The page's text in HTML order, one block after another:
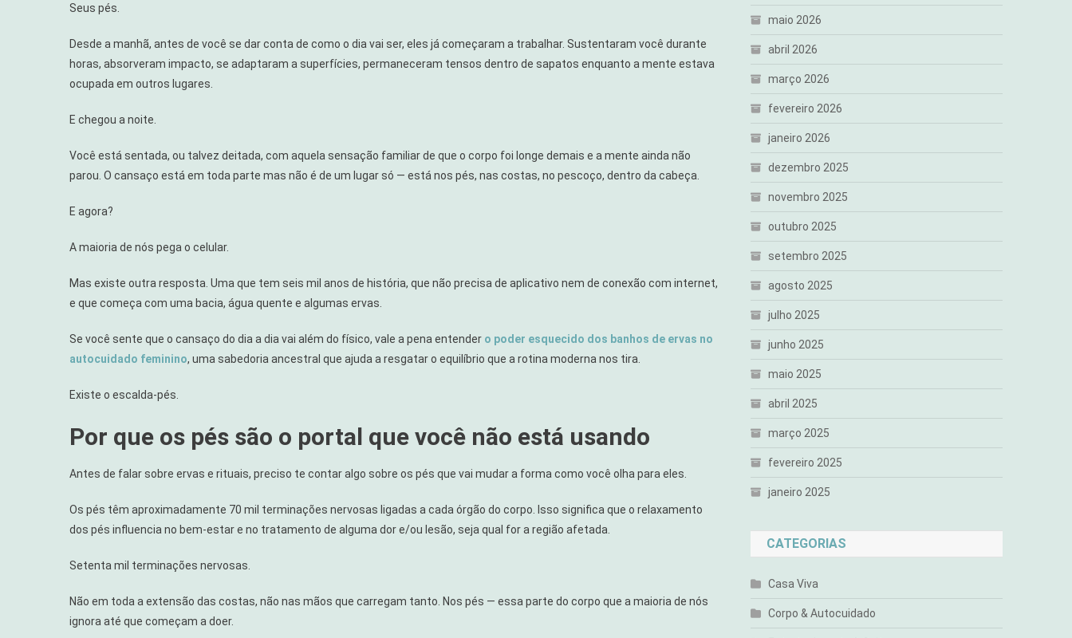
E
Escalda-
Mente
Seus pés.
Desde a manhã, antes de você se dar conta de como o dia vai ser, eles já começaram a trabalhar. Sustentaram você durante
horas, absorveram impacto, se adaptaram a superfícies, permaneceram tensos dentro de sapatos enquanto a mente estava
ocupada em outros lugares.
E chegou a noite.
Você está sentada, ou talvez deitada, com aquela sensação familiar de que o corpo foi longe demais e a mente ainda não
parou. O cansaço está em toda parte mas não é de um lugar só — está nos pés, nas costas, no pescoço, dentro da cabeça.
E agora?
A maioria de nós pega o celular.
Mas existe outra resposta. Uma que tem seis mil anos de história, que não precisa de aplicativo nem de conexão com internet,
e que começa com uma bacia, água quente e algumas ervas.
Se você sente que o cansaço do dia a dia vai além do físico, vale a pena entender o poder esquecido dos banhos de ervas no
autocuidado feminino, uma sabedoria ancestral que ajuda a resgatar o equilíbrio que a rotina moderna nos tira.
Existe o escalda-pés.
Por que os pés são o portal que você não está usando
Antes de falar sobre ervas e rituais, preciso te contar algo sobre os pés que vai mudar a forma como você olha para eles.
Os pés têm aproximadamente 70 mil terminações nervosas ligadas a cada órgão do corpo. Isso significa que o relaxamento
dos pés influencia no bem-estar e no tratamento de alguma dor e/ou lesão, seja qual for a região afetada.
Setenta mil terminações nervosas.
Não em toda a extensão das costas, não nas mãos que carregam tanto. Nos pés — essa parte do corpo que a maioria de nós
ignora até que começam a doer.
maio 2026
abril 2026
março 2026
fevereiro 2026
janeiro 2026
dezembro 2025
novembro 2025
outubro 2025
setembro 2025
agosto 2025
julho 2025
junho 2025
maio 2025
abril 2025
março 2025
fevereiro 2025
janeiro 2025
CATEGORIAS
Casa Viva
Corpo & Autocuidado